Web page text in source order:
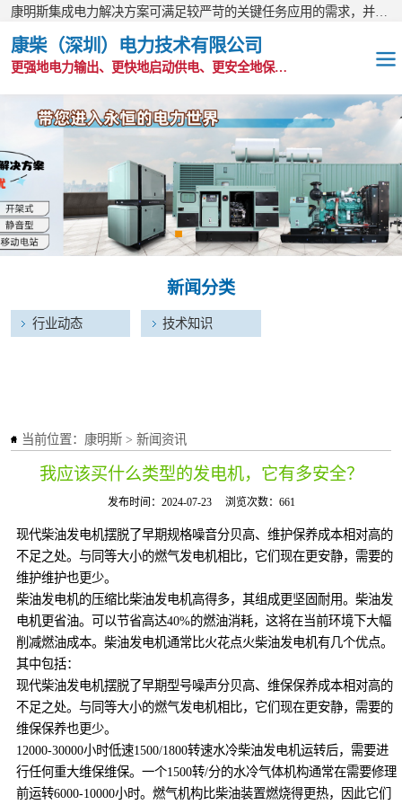
康柴（深圳）电力技术有限公司
更强地电力输出、更快地启动供电、更安全地保护功能
当前位置： 康明斯 > 新闻资讯
我应该买什么类型的发电机，它有多安全？
发布时间：2024-07-23 浏览次数：661
现代柴油发电机摆脱了早期规格噪音分贝高、维护保养成本相对高的
不足之处。与同等大小的燃气发电机相比，它们现在更安静，需要的
维护维护也更少。
柴油发电机的压缩比柴油发电机高得多，其组成更坚固耐用。柴油发
电机更省油。可以节省高达40%的燃油消耗，这将在当前环境下大幅
削减燃油成本。柴油发电机通常比火花点火柴油发电机有几个优点。
其中包括：
现代柴油发电机摆脱了早期型号噪声分贝高、维保保养成本相对高的
不足之处。与同等大小的燃气发电机相比，它们现在更安静，需要的
维保保养也更少。
12000-30000小时低速1500/1800转速水冷柴油发电机运转后，需要进
行任何重大维保维保。一个1500转/分的水冷气体机构通常在需要修理
前运转6000-10000小时。燃气机构比柴油装置燃烧得更热，因此它们
新闻分类
行业动态 技术知识
OEM发电机组
静音发电机组
移动电站
发电机出租